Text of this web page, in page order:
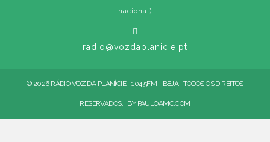
nacional)
radio@vozdaplanicie.pt
© 2026 RÁDIO VOZ DA PLANÍCIE - 104.5FM - BEJA | TODOS OS DIREITOS
RESERVADOS. | BY PAULOAMC.COM